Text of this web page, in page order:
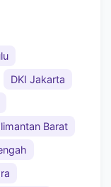
DKI Jakarta
Barat